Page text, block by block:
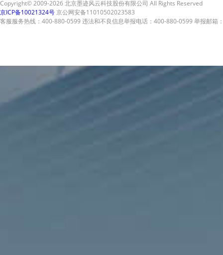
Copyright© 2009-2026 北京墨迹风云科技股份有限公司 All Rights Reserved
京ICP备10021324号京公网安备11010502023583
客服服务热线：400-880-0599 违法和不良信息举报电话：400-880-0599 举报邮箱